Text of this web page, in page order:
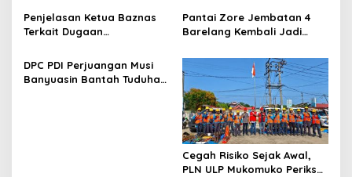
a
s
i
p
Penjelasan Ketua Baznas
Terkait Dugaan
Kabupaten Lahat Itu Tidak
Benar
Pantai Zore Jembatan 4
Barelang Kembali Jadi
Jalur Keluar Masuk Barang
Tanpa Dokumen
Kepabeanan, Nama
Berinisial WL Disebut, Bea
Cukai Diminta Mengungkap
Dugaan Aktivitas di
Kawasan Pesisir
DPC PDI Perjuangan Musi
Banyuasin Bantah Tuduhan
Cegah Risiko Sejak Awal,
PLN ULP Mukomuko Periksa